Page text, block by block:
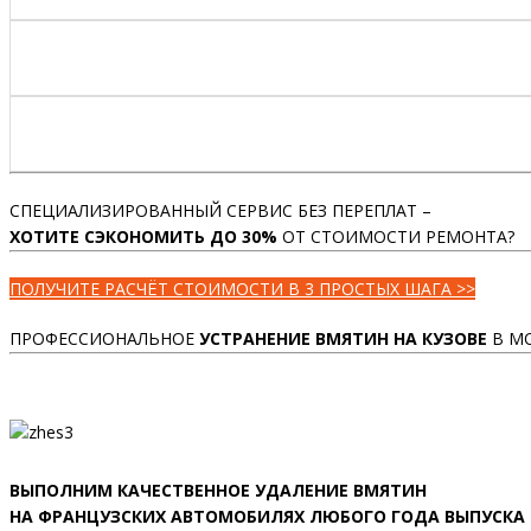
СПЕЦИАЛИЗИРОВАННЫЙ СЕРВИС БЕЗ ПЕРЕПЛАТ –
ХОТИТЕ СЭКОНОМИТЬ ДО 30% ОТ СТОИМОСТИ РЕМОНТА?
ПОЛУЧИТЕ РАСЧЁТ СТОИМОСТИ В 3 ПРОСТЫХ ШАГА >>
ПРОФЕССИОНАЛЬНОЕ УСТРАНЕНИЕ ВМЯТИН НА КУЗОВЕ В
ВЫПОЛНИМ КАЧЕСТВЕННОЕ УДАЛЕНИЕ ВМЯТИН
НА ФРАНЦУЗСКИХ АВТОМОБИЛЯХ ЛЮБОГО ГОДА ВЫПУСКА